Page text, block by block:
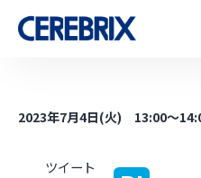
2023年7月4日(火) 13:00～
ツイート